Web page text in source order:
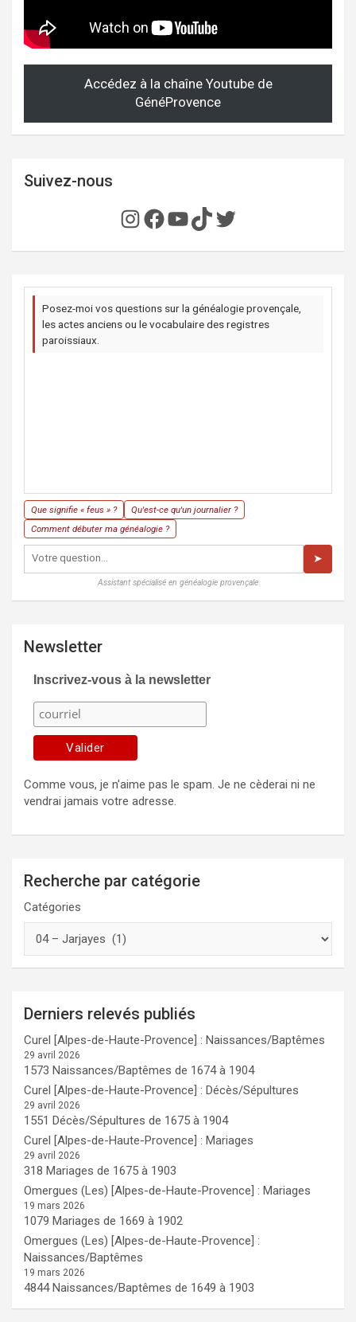
Accédez à la chaîne Youtube de
GénéProvence
Suivez-nous
Instagram
Facebook
YouTube
TikTok
Twitter
Posez-moi vos questions sur la généalogie provençale,
les actes anciens ou le vocabulaire des registres
paroissiaux.
Que signifie « feus » ?
Qu'est-ce qu'un journalier ?
Comment débuter ma généalogie ?
➤
Assistant spécialisé en généalogie provençale
Newsletter
Inscrivez-vous à la newsletter
Comme vous, je n'aime pas le spam. Je ne cèderai ni ne
vendrai jamais votre adresse.
Recherche par catégorie
Catégories
Derniers relevés publiés
Curel [Alpes-de-Haute-Provence] : Naissances/Baptêmes
29 avril 2026
1573 Naissances/Baptêmes de 1674 à 1904
Curel [Alpes-de-Haute-Provence] : Décès/Sépultures
29 avril 2026
1551 Décès/Sépultures de 1675 à 1904
Curel [Alpes-de-Haute-Provence] : Mariages
29 avril 2026
318 Mariages de 1675 à 1903
Omergues (Les) [Alpes-de-Haute-Provence] : Mariages
19 mars 2026
1079 Mariages de 1669 à 1902
Omergues (Les) [Alpes-de-Haute-Provence] :
Naissances/Baptêmes
19 mars 2026
4844 Naissances/Baptêmes de 1649 à 1903